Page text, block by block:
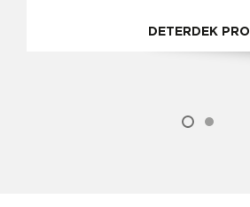
DETERDEK PRO